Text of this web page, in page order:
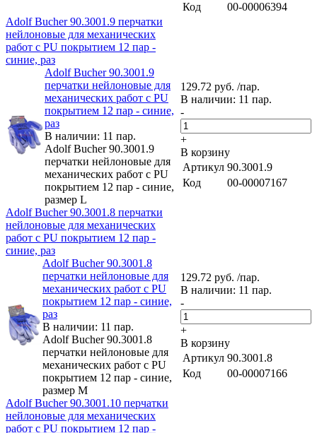
Код
00-00006394
Adolf Bucher 90.3001.9 перчатки
нейлоновые для механических
работ с PU покрытием 12 пар -
синие, раз
Adolf Bucher 90.3001.9
перчатки нейлоновые для
механических работ с PU
покрытием 12 пар - синие,
раз
В наличии: 11 пар.
Adolf Bucher 90.3001.9
перчатки нейлоновые для
механических работ с PU
покрытием 12 пар - синие,
размер L
129.72 руб. /пар.
В наличии: 11 пар.
-
+
В корзину
Артикул 90.3001.9
Код
00-00007167
Adolf Bucher 90.3001.8 перчатки
нейлоновые для механических
работ с PU покрытием 12 пар -
синие, раз
Adolf Bucher 90.3001.8
перчатки нейлоновые для
механических работ с PU
покрытием 12 пар - синие,
раз
В наличии: 11 пар.
Adolf Bucher 90.3001.8
перчатки нейлоновые для
механических работ с PU
покрытием 12 пар - синие,
размер M
129.72 руб. /пар.
В наличии: 11 пар.
-
+
В корзину
Артикул 90.3001.8
Код
00-00007166
Adolf Bucher 90.3001.10 перчатки
нейлоновые для механических
работ с PU покрытием 12 пар -